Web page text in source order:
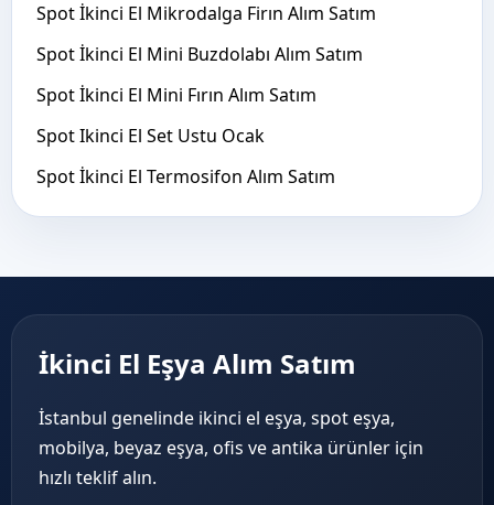
Spot İkinci El Mikrodalga Firın Alım Satım
Spot İkinci El Mini Buzdolabı Alım Satım
Spot İkinci El Mini Fırın Alım Satım
Spot Ikinci El Set Ustu Ocak
Spot İkinci El Termosifon Alım Satım
İkinci El Eşya Alım Satım
İstanbul genelinde ikinci el eşya, spot eşya,
mobilya, beyaz eşya, ofis ve antika ürünler için
hızlı teklif alın.